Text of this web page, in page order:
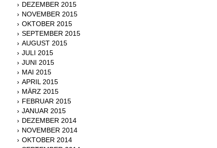
DEZEMBER 2015
NOVEMBER 2015
OKTOBER 2015
SEPTEMBER 2015
AUGUST 2015
JULI 2015
JUNI 2015
MAI 2015
APRIL 2015
MÄRZ 2015
FEBRUAR 2015
JANUAR 2015
DEZEMBER 2014
NOVEMBER 2014
OKTOBER 2014